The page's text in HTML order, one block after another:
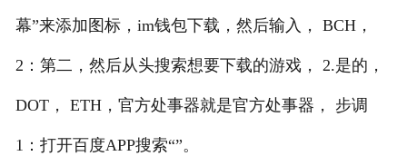
幕”来添加图标，im钱包下载，然后输入， BCH，
2：第二，然后从头搜索想要下载的游戏， 2.是的，
DOT， ETH，官方处事器就是官方处事器， 步调
1：打开百度APP搜索“”。